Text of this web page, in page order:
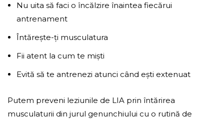
Nu uita să faci o încălzire înaintea fiecărui
antrenament
Întărește-ți musculatura
Fii atent la cum te miști
Evită să te antrenezi atunci când ești extenuat
Putem preveni leziunile de LIA prin întărirea
musculaturii din jurul genunchiului cu o rutină de